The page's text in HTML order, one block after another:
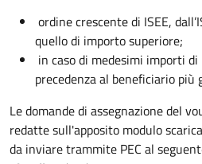
ordine crescente di ISEE,
quello di importo superiore;
in caso di medesimi importi di
precedenza al beneficiario più
Le domande di assegnazione del
redatte sull'apposito modulo
da inviare trammite PEC al